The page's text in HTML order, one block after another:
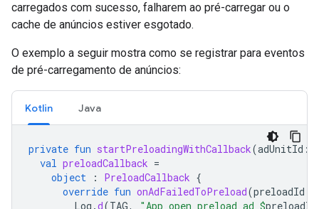
carregados com sucesso, falharem ao pré-carregar ou o
cache de anúncios estiver esgotado.
O exemplo a seguir mostra como se registrar para eventos
de pré-carregamento de anúncios:
Kotlin Java
private fun startPreloadingWithCallback(adUnitId :
val preloadCallback =
object
: PreloadCallback {
override fun onAdFailedToPreload(preloadId
Log .d(TAG, "App open preload ad $preloadId